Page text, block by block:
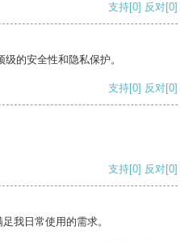
支持[0] 反对[0]
的安全性和隐私保护。
支持[0] 反对[0]
支持[0] 反对[0]
我日常使用的需求。